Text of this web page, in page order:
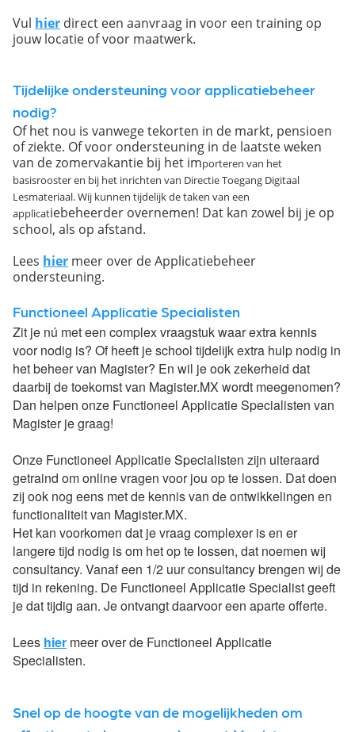
Vul hier direct een aanvraag in voor een training op
jouw locatie of voor maatwerk.
Tijdelijke ondersteuning voor applicatiebeheer
nodig?
Of het nou is vanwege tekorten in de markt, pensioen
of ziekte. Of voor ondersteuning in de laatste weken
van de zomervakantie bij het importeren van het
basisrooster en bij het inrichten van Directie Toegang Digitaal
Lesmateriaal. Wij kunnen tijdelijk de taken van een
applicatiebeheerder overnemen! Dat kan zowel bij je op
school, als op afstand.
Lees hier meer over de Applicatiebeheer
ondersteuning.
Functioneel Applicatie Specialisten
Zit je nú met een complex vraagstuk waar extra kennis
voor nodig is? Of heeft je school tijdelijk extra hulp nodig in
het beheer van Magister? En wil je ook zekerheid dat
daarbij de toekomst van Magister.MX wordt meegenomen?
Dan helpen onze Functioneel Applicatie Specialisten van
Magister je graag!
Onze Functioneel Applicatie Specialisten zijn uiteraard
getraind om online vragen voor jou op te lossen. Dat doen
zij ook nog eens met de kennis van de ontwikkelingen en
functionaliteit van Magister.MX.
Het kan voorkomen dat je vraag complexer is en er
langere tijd nodig is om het op te lossen, dat noemen wij
consultancy. Vanaf een 1/2 uur consultancy brengen wij de
tijd in rekening. De Functioneel Applicatie Specialist geeft
je dat tijdig aan. Je ontvangt daarvoor een aparte offerte.
Lees hier meer over de Functioneel Applicatie
Specialisten.
Snel op de hoogte van de mogelijkheden om